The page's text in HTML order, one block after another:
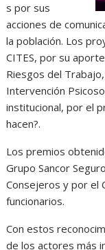
s por sus
acciones de
la población. Los
CITES, por su
Riesgos del
Intervención
institucional, por el
hacen?.
Los premios
Grupo Sancor
Consejeros y por el
funcionarios.
Con estos
de los actores más